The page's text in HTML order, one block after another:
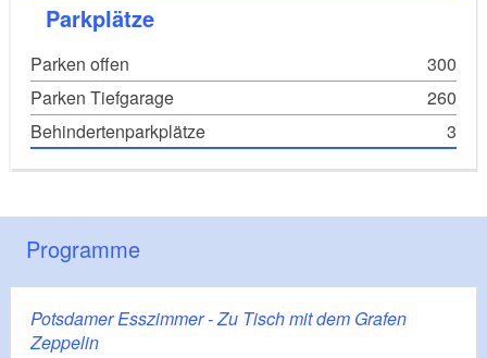
Parkplätze
Parken offen
300
Parken Tiefgarage
260
Behinderten­parkplätze
3
Programme
Potsdamer Esszimmer - Zu Tisch mit dem Grafen
Zeppelin